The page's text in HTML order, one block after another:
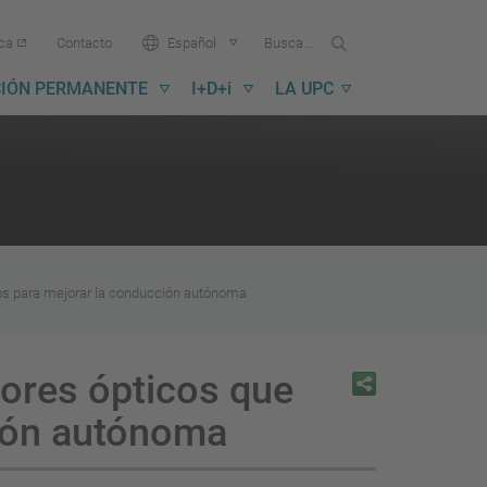
Contacto Idioma:Español
Buscar
UPC
PERMANENTE I+D+i LA UPC
para mejorar la conducción autónoma
ópticos que
autónoma